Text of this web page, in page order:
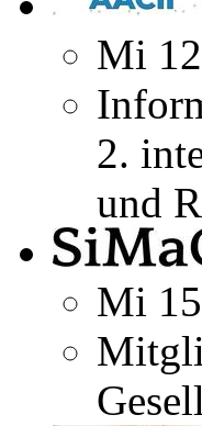
Mi
2.
und
Mi